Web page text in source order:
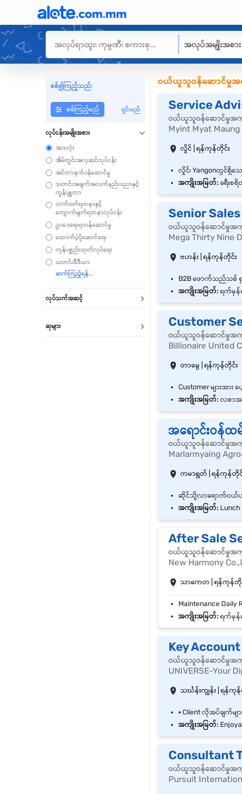
အလုပ်အမျိုးအစား
စစ်၍ကြည့်သည်:
စစ်ကြည့်မည် ရှင်းမည်
လုပ်ငန်းအမျိုးအစား
အားလုံး
အိမ်တွင်းအလှဆင်လုပ်ငန်း
အင်တာနက်ဝန်ဆောင်မှု
သတင်းအချက်အလက်နည်းပညာနှင့်
ကွန်ပျူတာ
လက်ဝတ်ရတနာနှင့်
ကျောက်မျက်ရတနာလုပ်ငန်း
ဥပဒေရေးရာဝန်ဆောင်မှု
ထောက်ပံ့ပို့ဆောင်ရေး
ကုန်ပစ္စည်းထုတ်လုပ်ရေး
သတင်းမီဒီယာ
လုပ်သက်အဆင့်
ဆုများ
ဝယ်ယူသူဝန်ဆောင်မှု
Service
ဝယ်ယူသူဝန်ဆောင်မှုအကူ
Myint Myat Maung
လှိုင် | ရန်ကုန်တိုင်း
အကျိုးအမြတ်: ခရီးစ
Senior
ဝယ်ယူသူဝန်ဆောင်မှုအကူ
Mega Thirty Nine
ဗဟန်း | ရန်ကုန်တိုင်း
အကျိုးအမြတ်: ရက်မှန်က
Customer
ဝယ်ယူသူဝန်ဆောင်မှုအကူ
Billionaire United
တာမွေ | ရန်ကုန်တိုင်း
အကျိုးအမြတ်: လစာအ
အရောင်းဝန်ထ
ဝယ်ယူသူဝန်ဆောင်မှုအကူ
Marlarmyaing
ကမာရွတ် | ရန်ကုန်တိုင်
အကျိုးအမြတ်: Lunch
After Sale
ဝယ်ယူသူဝန်ဆောင်မှုအကူ
New Harmony
သာကေတ | ရန်ကုန်တို
အကျိုးအမြတ်: ရက်မှန်
Key
ဝယ်ယူသူဝန်ဆောင်မှုအကူ
UNIVERSE-Your
သင်္ဃန်းကျွန်း | ရန်ကု
အကျိုးအမြတ်:
Consultant
ဝယ်ယူသူဝန်ဆောင်မှုအကူ
Pursuit